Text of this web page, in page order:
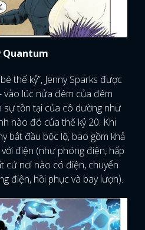
Quantum
thế kỷ”, Jenny Sparks được
vào lúc nửa đêm của đêm
sự tồn tại của cô dường như
nào đó của thế kỷ 20. Khi
bắt đầu bộc lộ, bao gồm khả
điện (như phóng điện, hấp
cứ nơi nào có điện, chuyển
điện, hồi phục và bay lượn).